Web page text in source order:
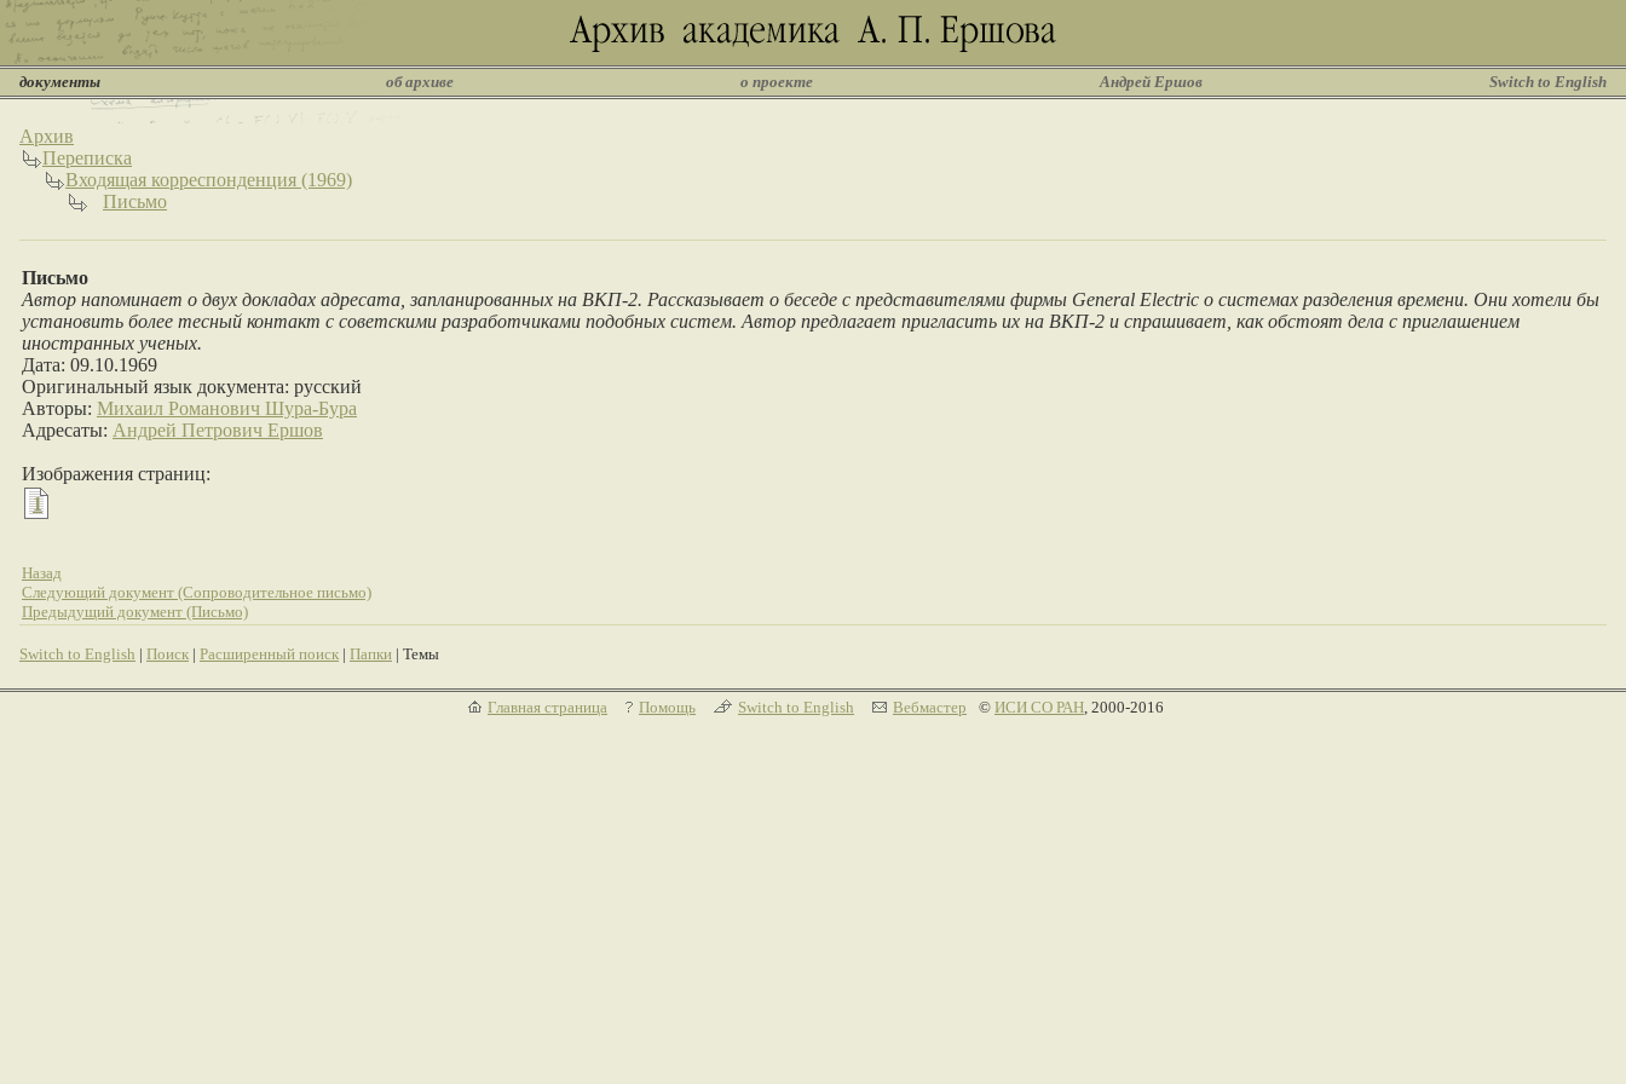
документы об архиве о проекте Андрей Ершов Switch to English
Архив
Переписка
Входящая корреспонденция (1969)
Письмо
Письмо
Автор напоминает о двух докладах адресата, запланированных на ВКП-2. Рассказывает о беседе с представителями фирмы General Electric о системах разделения времени. Они хотели бы
установить более тесный контакт с советскими разработчиками подобных систем. Автор предлагает пригласить их на ВКП-2 и спрашивает, как обстоят дела с приглашением
иностранных ученых.
Дата: 09.10.1969
Оригинальный язык документа: русский
Авторы: Михаил Романович Шура-Бура
Адресаты: Андрей Петрович Ершов
Изображения страниц:
1
Назад
Следующий документ (Сопроводительное письмо)
Предыдущий документ (Письмо)
Switch to English | Поиск | Расширенный поиск | Папки | Темы
Главная страница Помощь Switch to English Вебмастер © ИСИ СО РАН, 2000-2016